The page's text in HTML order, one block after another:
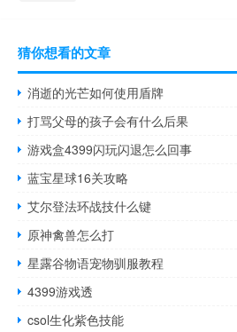
猜你想看的文章
消逝的光芒如何使用盾牌
打骂父母的孩子会有什么后果
游戏盒4399闪玩闪退怎么回事
蓝宝星球16关攻略
艾尔登法环战技什么键
原神禽兽怎么打
星露谷物语宠物驯服教程
4399游戏透
csol生化紫色技能